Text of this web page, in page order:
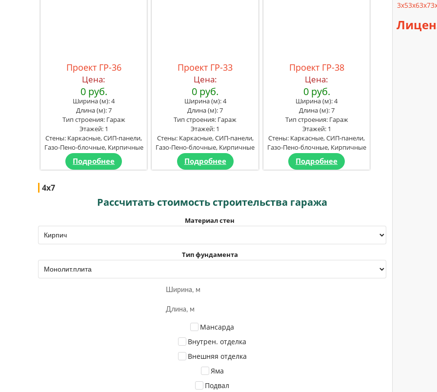
Проект ГР-36
Цена:
0 руб.
Ширина (м): 4
Длина (м): 7
Тип строения: Гараж
Этажей: 1
Стены: Каркасные, СИП-панели,
Газо-Пено-блочные, Кирпичные
Подробнее
Проект ГР-33
Цена:
0 руб.
Ширина (м): 4
Длина (м): 7
Тип строения: Гараж
Этажей: 1
Стены: Каркасные, СИП-панели,
Газо-Пено-блочные, Кирпичные
Подробнее
Проект ГР-38
Цена:
0 руб.
Ширина (м): 4
Длина (м): 7
Тип строения: Гараж
Этажей: 1
Стены: Каркасные, СИП-панели,
Газо-Пено-блочные, Кирпичные
Подробнее
4x7
Рассчитать стоимость строительства гаража
Материал стен
Тип фундамента
Мансарда
Внутрен. отделка
Внешняя отделка
Яма
Подвал
3x53x63x7